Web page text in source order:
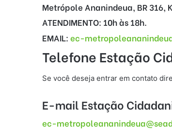
Metrópole Ananindeua, BR 316,
ATENDIMENTO: 10h às 18h.
EMAIL: ec-
Telefone Estação
Se você deseja entrar em contato
E-mail Estação
ec-